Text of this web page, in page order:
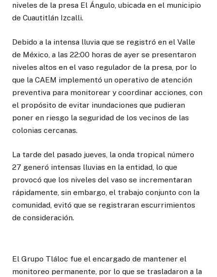
niveles de la presa El Ángulo, ubicada en el municipio
de Cuautitlán Izcalli.
Debido a la intensa lluvia que se registró en el Valle
de México, a las 22:00 horas de ayer se presentaron
niveles altos en el vaso regulador de la presa, por lo
que la CAEM implementó un operativo de atención
preventiva para monitorear y coordinar acciones, con
el propósito de evitar inundaciones que pudieran
poner en riesgo la seguridad de los vecinos de las
colonias cercanas.
La tarde del pasado jueves, la onda tropical número
27 generó intensas lluvias en la entidad, lo que
provocó que los niveles del vaso se incrementaran
rápidamente, sin embargo, el trabajo conjunto con la
comunidad, evitó que se registraran escurrimientos
de consideración.
El Grupo Tláloc fue el encargado de mantener el
monitoreo permanente, por lo que se trasladaron a la